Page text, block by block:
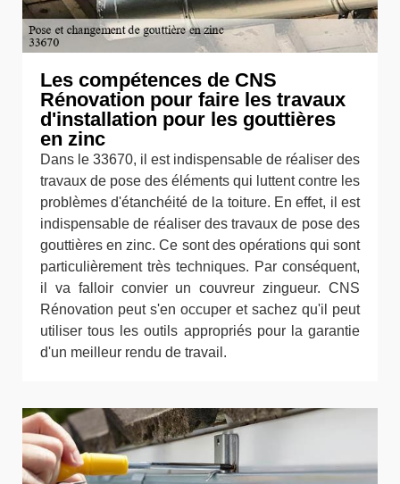
Les compétences de CNS
Rénovation pour faire les travaux
d'installation pour les gouttières
en zinc
Dans le 33670, il est indispensable de réaliser des
travaux de pose des éléments qui luttent contre les
problèmes d'étanchéité de la toiture. En effet, il est
indispensable de réaliser des travaux de pose des
gouttières en zinc. Ce sont des opérations qui sont
particulièrement très techniques. Par conséquent,
il va falloir convier un couvreur zingueur. CNS
Rénovation peut s'en occuper et sachez qu'il peut
utiliser tous les outils appropriés pour la garantie
d'un meilleur rendu de travail.